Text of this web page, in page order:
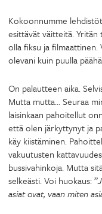
Kokoonnumme
esittävät väitteitä.
olla fiksu ja filmaattinen.
olevani kuin puulla
On palautteen aika.
Mutta mutta… Seuraa
laisinkaan pahoitellut
että olen järkyttynyt ja
käy kiistäminen.
vakuutusten
bussivahinkoja. Mutta
selkeästi. Voi huokaus: ”
asiat ovat, vaan miten